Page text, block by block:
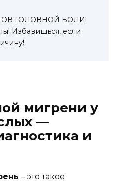
ГОЛОВНОЙ БОЛИ!
Избавишься, если
мигрени у
—
и
– это такое